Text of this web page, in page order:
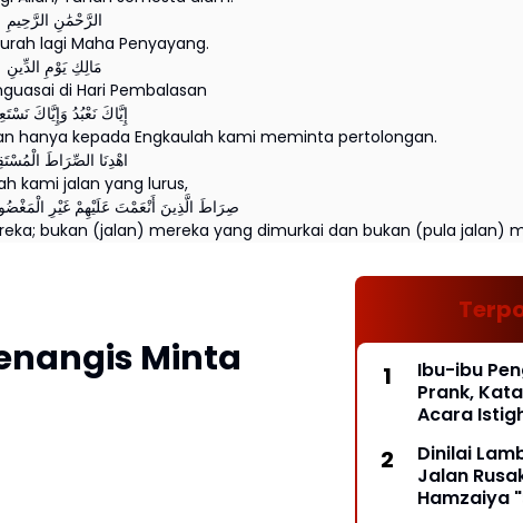
الرَّحْمَٰنِ الرَّحِيمِ
lagi Maha Penyayang.
مَالِكِ يَوْمِ الدِّينِ
di Hari Pembalasan
إِيَّاكَ نَعْبُدُ وَإِيَّاكَ
hanya kepada Engkaulah kami meminta pertolongan.
اهْدِنَا الصِّرَاطَ
kami jalan yang lurus,
صِرَاطَ الَّذِينَ أَنْعَمْتَ عَلَيْهِمْ غَيْرِ
bukan (jalan) mereka yang dimurkai dan bukan (pula jalan)
Minta
Ibu-ibu
Prank,
Acara
Jokowi,
Exit
Dinilai
Jalan
Hamzaiya